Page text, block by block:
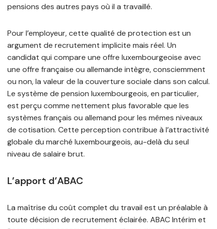
pensions des autres pays où il a travaillé.
Pour l’employeur, cette qualité de protection est un
argument de recrutement implicite mais réel. Un
candidat qui compare une offre luxembourgeoise avec
une offre française ou allemande intègre, consciemment
ou non, la valeur de la couverture sociale dans son calcul.
Le système de pension luxembourgeois, en particulier,
est perçu comme nettement plus favorable que les
systèmes français ou allemand pour les mêmes niveaux
de cotisation. Cette perception contribue à l’attractivité
globale du marché luxembourgeois, au-delà du seul
niveau de salaire brut.
L’apport d’ABAC
La maîtrise du coût complet du travail est un préalable à
toute décision de recrutement éclairée. ABAC Intérim et